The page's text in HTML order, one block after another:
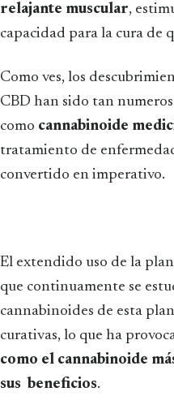
relajante muscular,
capacidad para la cura de
Como ves, los
CBD han sido tan
como cannabinoide
tratamiento de
convertido en imperativo.
El extendido uso de la
que continuamente se
cannabinoides de esta
curativas, lo que ha
como el cannabinoide
sus beneficios.